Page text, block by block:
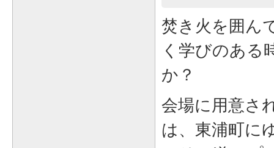
焚き火を囲ん
く学びのある
か？
会場に用意さ
は、東浦町に